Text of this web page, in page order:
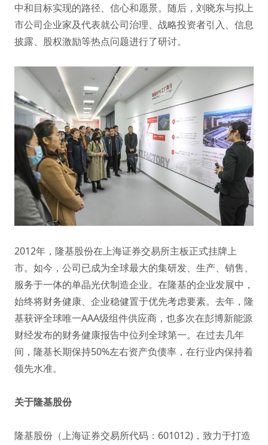
中和目标实现的路径、信心和愿景。随后，刘晓东与拟上
市公司企业家及代表就公司治理、战略投资者引入、信息
披露、股权激励等热点问题进行了研讨。
2012年，隆基股份在上海证券交易所主板正式挂牌上
市。如今，公司已成为全球最大的集研发、生产、销售、
服务于一体的单晶光伏制造企业。在隆基的企业发展中，
始终将财务健康、企业稳健置于优先考虑要素。去年，隆
基获评全球唯一AAA级组件供应商，也多次在彭博新能源
财经发布的财务健康报告中位列全球第一。在过去几年
间，隆基长期保持50%左右资产负债率，在行业内保持着
领先水准。
关于隆基股份
隆基股份（上海证券交易所代码：601012)，致力于打造